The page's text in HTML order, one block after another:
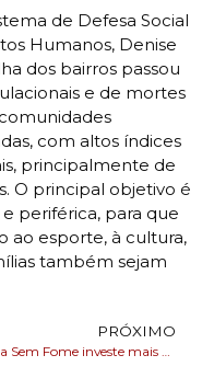
de Defesa Social
Humanos, Denise
dos bairros passou
e de mortes
com altos índices
principalmente de
O principal objetivo é
periférica, para que
ao esporte, à cultura,
também sejam
PRÓXIMO